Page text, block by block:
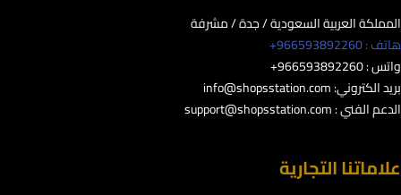
المملكة العربية السعودية / جدة / مشرفة
هاتف : 966593892260+
واتس : 966593892260+
بريد الكتروني:info@shopsstation.com
الدعم الفني :support@shopsstation.com
علاماتنا التجارية